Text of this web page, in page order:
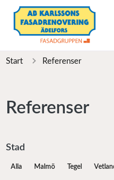
Start Referenser
Referenser
Stad
Alla Malmö Tegel